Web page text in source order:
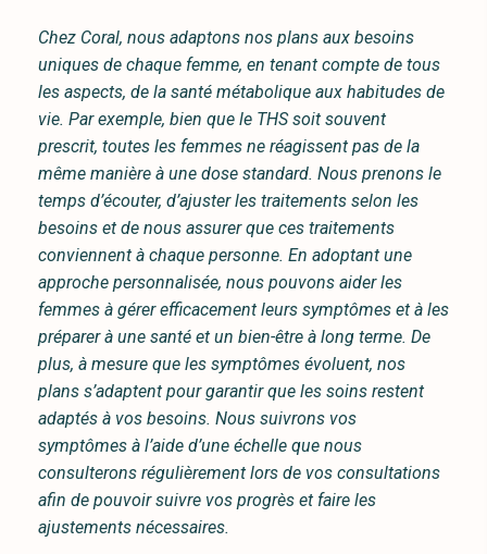
Chez Coral, nous adaptons nos plans aux besoins
uniques de chaque femme, en tenant compte de tous
les aspects, de la santé métabolique aux habitudes de
vie. Par exemple, bien que le THS soit souvent
prescrit, toutes les femmes ne réagissent pas de la
même manière à une dose standard. Nous prenons le
temps d’écouter, d’ajuster les traitements selon les
besoins et de nous assurer que ces traitements
conviennent à chaque personne. En adoptant une
approche personnalisée, nous pouvons aider les
femmes à gérer efficacement leurs symptômes et à les
préparer à une santé et un bien-être à long terme. De
plus, à mesure que les symptômes évoluent, nos
plans s’adaptent pour garantir que les soins restent
adaptés à vos besoins. Nous suivrons vos
symptômes à l’aide d’une échelle que nous
consulterons régulièrement lors de vos consultations
afin de pouvoir suivre vos progrès et faire les
ajustements nécessaires.